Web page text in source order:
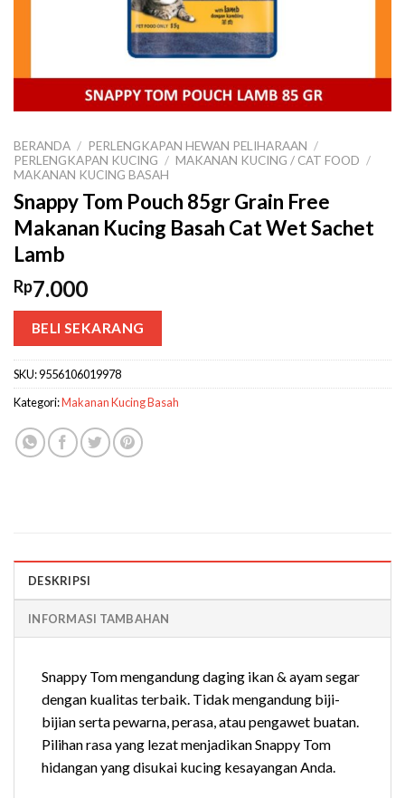
BERANDA / PERLENGKAPAN HEWAN PELIHARAAN /
PERLENGKAPAN KUCING / MAKANAN KUCING / CAT FOOD /
MAKANAN KUCING BASAH
Snappy Tom Pouch 85gr Grain Free
Makanan Kucing Basah Cat Wet Sachet
Lamb
Rp7.000
BELI SEKARANG
SKU:9556106019978
Kategori:Makanan Kucing Basah
DESKRIPSI
INFORMASI TAMBAHAN
Snappy Tom mengandung daging ikan & ayam segar
dengan kualitas terbaik. Tidak mengandung biji-
bijian serta pewarna, perasa, atau pengawet buatan.
Pilihan rasa yang lezat menjadikan Snappy Tom
hidangan yang disukai kucing kesayangan Anda.